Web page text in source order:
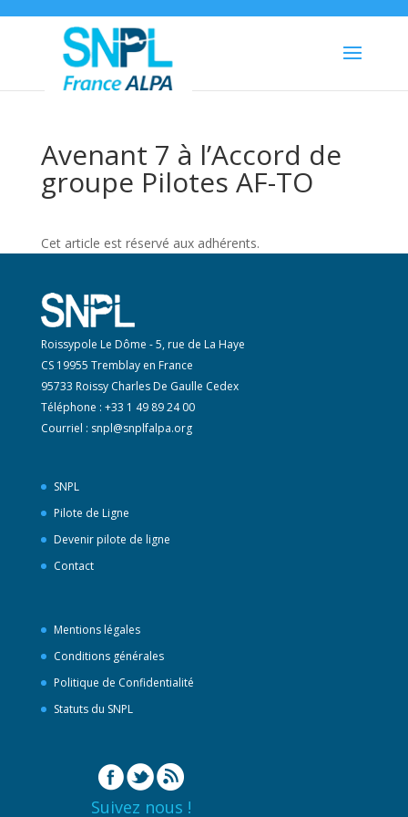
Avenant 7 à l’Accord de
groupe Pilotes AF-TO
Cet article est réservé aux adhérents.
Roissypole Le Dôme - 5, rue de La Haye
CS 19955 Tremblay en France
95733 Roissy Charles De Gaulle Cedex
Téléphone : +33 1 49 89 24 00
Courriel : snpl@snplfalpa.org
SNPL
Pilote de Ligne
Devenir pilote de ligne
Contact
Mentions légales
Conditions générales
Politique de Confidentialité
Statuts du SNPL
Suivez nous !